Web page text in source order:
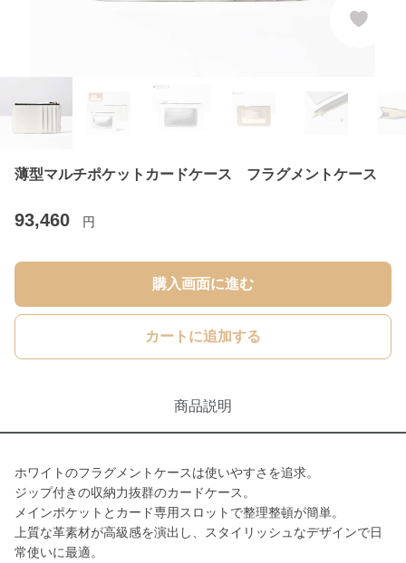
薄型マルチポケットカードケース フラグメントケース
93,460 円
購入画面に進む
カートに追加する
商品説明
ホワイトのフラグメントケースは使いやすさを追求。
ジップ付きの収納力抜群のカードケース。
メインポケットとカード専用スロットで整理整頓が簡単。
上質な革素材が高級感を演出し、スタイリッシュなデザインで日
常使いに最適。